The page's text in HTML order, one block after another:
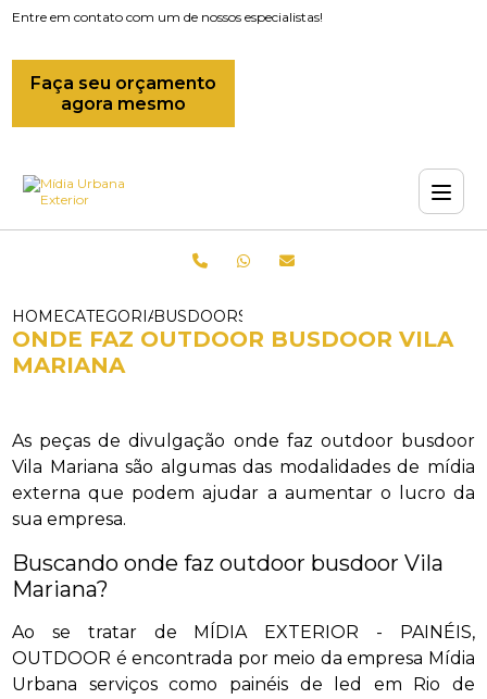
Entre em contato com um de nossos especialistas!
Faça seu orçamento
agora mesmo
HOMECATEGORIASBUSDOORS_OUTDOOR
ONDE FAZ OUTDOOR BUSDOOR VILA
MARIANA
As peças de divulgação onde faz outdoor busdoor
Vila Mariana são algumas das modalidades de mídia
externa que podem ajudar a aumentar o lucro da
sua empresa.
Buscando onde faz outdoor busdoor Vila
Mariana?
Ao se tratar de MÍDIA EXTERIOR - PAINÉIS,
OUTDOOR é encontrada por meio da empresa Mídia
Urbana serviços como painéis de led em Rio de